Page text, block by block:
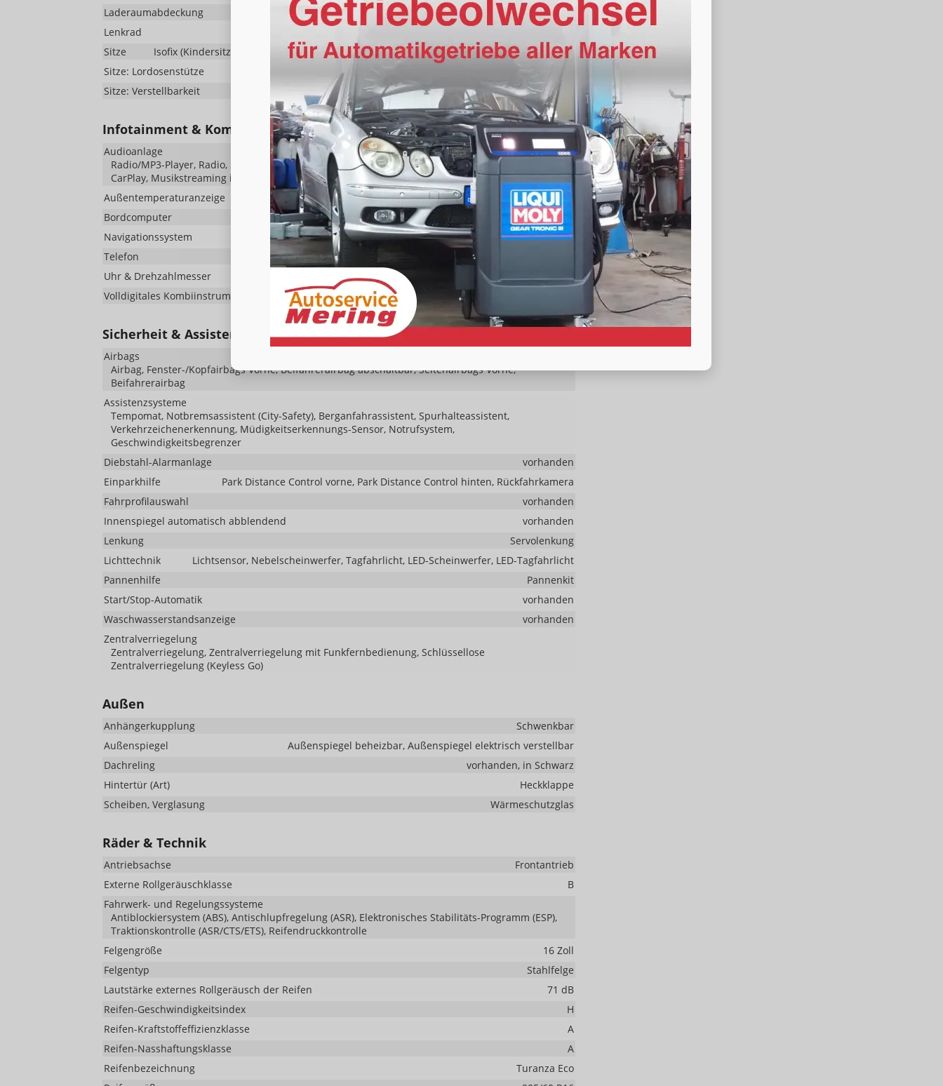
Laderaumabdeckung
vorhanden
Lenkrad
Sitze
Isofix (Kindersitzbefestigung), Rücksitzbank hinten geteilt, Sitzheizung, Isofix Beifahrersitz
Sitze: Lordosenstütze
Sitze: Verstellbarkeit
Höhenverstellbarer Fahrer- und Beifahrersitz
Infotainment & Kommunikation
Audioanlage
Radio/MP3-Player, Radio, Schnittstelle USB, Digitalradio DAB, Farbdisplay, Android Auto, Apple
CarPlay, Musikstreaming integriert, Touchscreen
Außentemperaturanzeige
vorhanden
Bordcomputer
vorhanden
Navigationssystem
Navigation
Telefon
Freisprecheinrichtung, Bluetooth
Uhr & Drehzahlmesser
vorhanden
Volldigitales Kombiinstrument (Virtual Cockpit)
Sicherheit & Assistenz
Airbags
Airbag, Fenster-/Kopfairbags Vorne, Beifahrerairbag abschaltbar, Seitenairbags Vorne,
Beifahrerairbag
Assistenzsysteme
Tempomat, Notbremsassistent (City-Safety), Berganfahrassistent, Spurhalteassistent,
Verkehrzeichenerkennung, Müdigkeitserkennungs-Sensor, Notrufsystem,
Geschwindigkeitsbegrenzer
Diebstahl-Alarmanlage
vorhanden
Einparkhilfe
Park Distance Control vorne, Park Distance Control hinten, Rückfahrkamera
Fahrprofilauswahl
vorhanden
Innenspiegel automatisch abblendend
vorhanden
Lenkung
Servolenkung
Lichttechnik
Lichtsensor, Nebelscheinwerfer, Tagfahrlicht, LED-Scheinwerfer, LED-Tagfahrlicht
Pannenhilfe
Pannenkit
Start/Stop-Automatik
vorhanden
Waschwasserstandsanzeige
vorhanden
Zentralverriegelung
Zentralverriegelung, Zentralverriegelung mit Funkfernbedienung, Schlüssellose
Zentralverriegelung (Keyless Go)
Außen
Anhängerkupplung
Schwenkbar
Außenspiegel
Außenspiegel beheizbar, Außenspiegel elektrisch verstellbar
Dachreling
vorhanden, in Schwarz
Hintertür (Art)
Heckklappe
Scheiben, Verglasung
Wärmeschutzglas
Räder & Technik
Antriebsachse
Frontantrieb
Externe Rollgeräuschklasse
B
Fahrwerk- und Regelungssysteme
Antiblockiersystem (ABS), Antischlupfregelung (ASR), Elektronisches Stabilitäts-Programm (ESP),
Traktionskontrolle (ASR/CTS/ETS), Reifendruckkontrolle
Felgengröße
16 Zoll
Felgentyp
Stahlfelge
Lautstärke externes Rollgeräusch der Reifen
71 dB
Reifen-Geschwindigkeitsindex
H
Reifen-Kraftstoffeffizienzklasse
A
Reifen-Nasshaftungsklasse
A
Reifenbezeichnung
Turanza Eco